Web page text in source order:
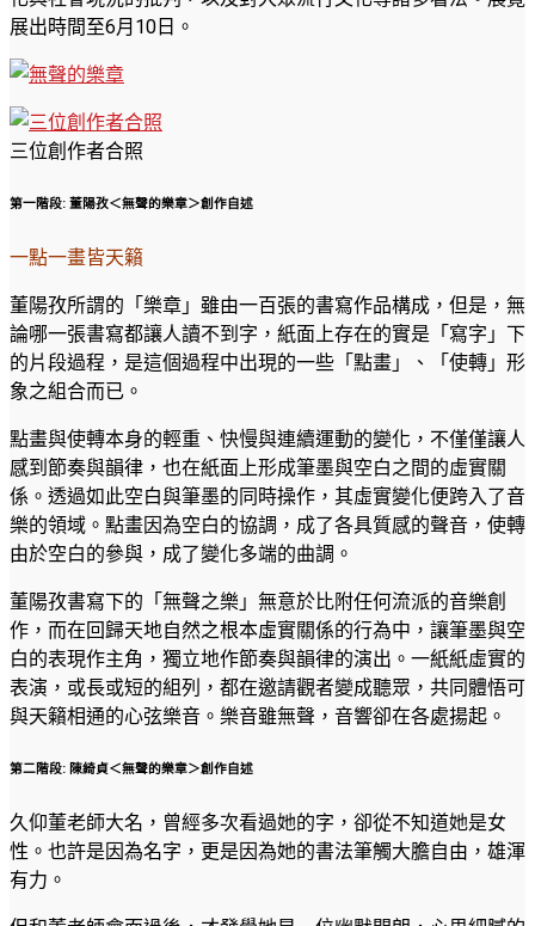
展出時間至6月10日。
三位創作者合照
第一階段: 董陽孜＜無聲的樂章＞創作自述
一點一畫皆天籟
董陽孜所謂的「樂章」雖由一百張的書寫作品構成，但是，無
論哪一張書寫都讓人讀不到字，紙面上存在的實是「寫字」下
的片段過程，是這個過程中出現的一些「點畫」、「使轉」形
象之組合而已。
點畫與使轉本身的輕重、快慢與連續運動的變化，不僅僅讓人
感到節奏與韻律，也在紙面上形成筆墨與空白之間的虛實關
係。透過如此空白與筆墨的同時操作，其虛實變化便跨入了音
樂的領域。點畫因為空白的協調，成了各具質感的聲音，使轉
由於空白的參與，成了變化多端的曲調。
董陽孜書寫下的「無聲之樂」無意於比附任何流派的音樂創
作，而在回歸天地自然之根本虛實關係的行為中，讓筆墨與空
白的表現作主角，獨立地作節奏與韻律的演出。一紙紙虛實的
表演，或長或短的組列，都在邀請觀者變成聽眾，共同體悟可
與天籟相通的心弦樂音。樂音雖無聲，音響卻在各處揚起。
第二階段: 陳綺貞＜無聲的樂章＞創作自述
久仰董老師大名，曾經多次看過她的字，卻從不知道她是女
性。也許是因為名字，更是因為她的書法筆觸大膽自由，雄渾
有力。